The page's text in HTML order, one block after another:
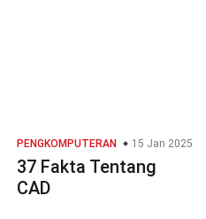
PENGKOMPUTERAN 15 Jan 2025
37 Fakta Tentang
CAD